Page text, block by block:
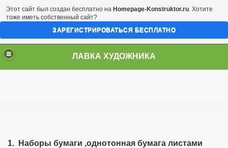
ЛАВКА ХУДОЖНИКА
1. Наборы бумаги ,однотонная бумага листами
Этот сайт был создан бесплатно на Homepage-Konstruktor.ru. Хотите
тоже иметь собственный сайт?
ЗАРЕГИСТРИРОВАТЬСЯ БЕСПЛАТНО